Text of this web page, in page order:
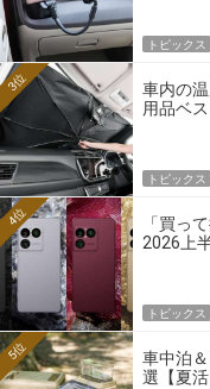
トピックス
車内の
用品ベス
3位
トピックス
「買っ
2026上
4位
トピックス
車中泊
選【夏
5位